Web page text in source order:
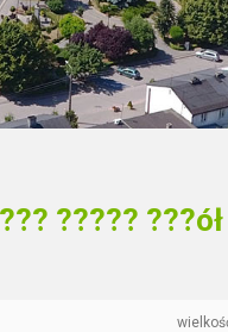
?????